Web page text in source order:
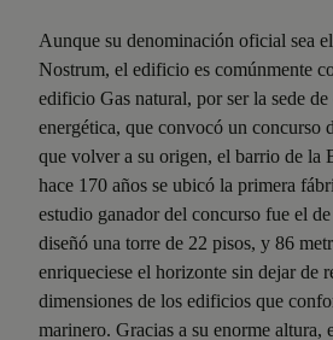
Aunque su denominación oficial sea
Nostrum, el edificio es comúnmente
edificio Gas natural, por ser la sede de
energética, que convocó un concurso
que volver a su origen, el barrio de la
hace 170 años se ubicó la primera
estudio ganador del concurso fue el de
diseñó una torre de 22 pisos, y 86
enriqueciese el horizonte sin dejar de
dimensiones de los edificios que
marinero. Gracias a su enorme altura,